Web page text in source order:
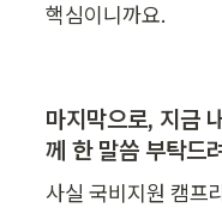
핵심이니까요.
마지막으로, 지금
께 한 말씀 부탁드
사실 국비지원 캠프